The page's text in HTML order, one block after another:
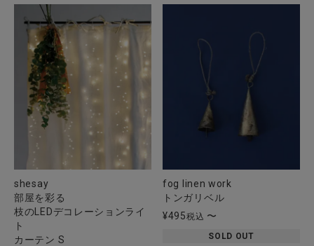
shesay
部屋を彩る
枝のLEDデコレーションライ
ト
カーテン S
fog linen work
トンガリベル
¥495税込 〜
SOLD OUT